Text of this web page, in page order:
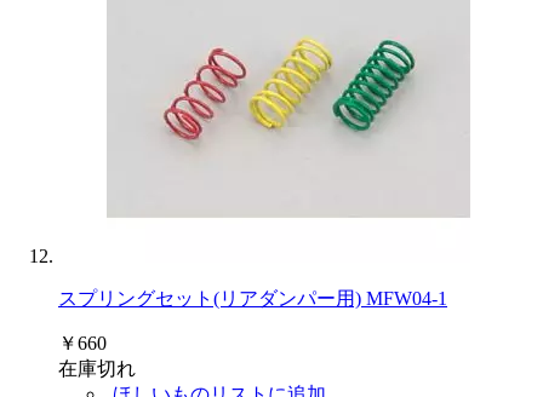
スプリングセット(リアダンパー用) MFW04-1
￥660
在庫切れ